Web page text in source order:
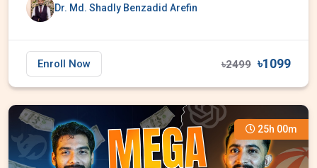
Dr. Md. Shadly Benzadid Arefin
Enroll Now ৳2499 ৳1099
25h 00m